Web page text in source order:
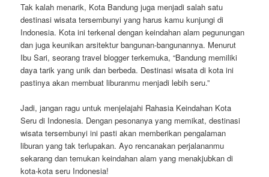
Tak kalah menarik, Kota Bandung juga menjadi salah satu
destinasi wisata tersembunyi yang harus kamu kunjungi di
Indonesia. Kota ini terkenal dengan keindahan alam pegunungan
dan juga keunikan arsitektur bangunan-bangunannya. Menurut
Ibu Sari, seorang travel blogger terkemuka, “Bandung memiliki
daya tarik yang unik dan berbeda. Destinasi wisata di kota ini
pastinya akan membuat liburanmu menjadi lebih seru.”
Jadi, jangan ragu untuk menjelajahi Rahasia Keindahan Kota
Seru di Indonesia. Dengan pesonanya yang memikat, destinasi
wisata tersembunyi ini pasti akan memberikan pengalaman
liburan yang tak terlupakan. Ayo rencanakan perjalananmu
sekarang dan temukan keindahan alam yang menakjubkan di
kota-kota seru Indonesia!